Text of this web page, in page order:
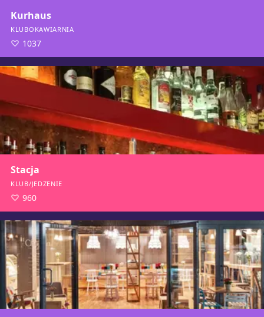
Kurhaus
KLUBOKAWIARNIA
1037
Stacja
KLUB/JEDZENIE
960